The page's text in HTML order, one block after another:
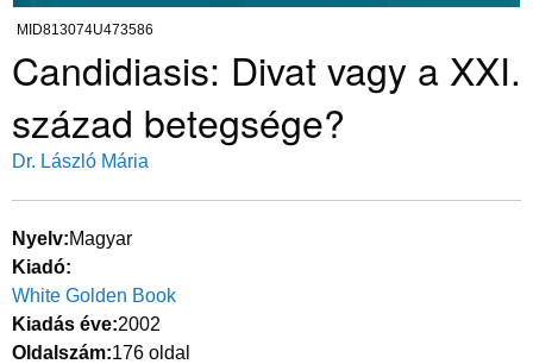
MID813074U473586
Candidiasis: Divat vagy a XXI.
század betegsége?
Dr. László Mária
Nyelv Magyar
Kiadó
White Golden Book
Kiadás éve 2002
Oldalszám 176 oldal